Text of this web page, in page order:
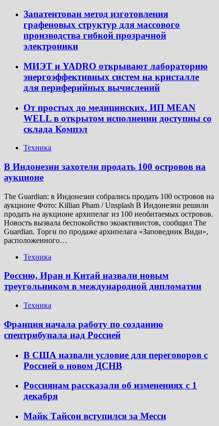
Запатентован метод изготовления
графеновых структур для массового
производства гибкой прозрачной
электроники
МИЭТ и YADRO открывают лабораторию
энергоэффективных систем на кристалле
для периферийных вычислений
От простых до медицинских. ИП MEAN
WELL в открытом исполнении доступны со
склада Компэл
Техника
В Индонезии захотели продать 100 островов на
аукционе
The Guardian: в Индонезии собрались продать 100 островов на
аукционе Фото: Killian Pham / Unsplash В Индонезии решили
продать на аукционе архипелаг из 100 необитаемых островов.
Новость вызвала беспокойство экоактивистов, сообщил The
Guardian. Торги по продаже архипелага «Заповедник Види»,
расположенного…
Техника
Россию, Иран и Китай назвали новым
треугольником в международной дипломатии
Техника
Франция начала работу по созданию
спецтрибунала над Россией
В США назвали условие для переговоров с
Россией о новом ДСНВ
Россиянам рассказали об изменениях с 1
декабря
Майк Тайсон вступился за Месси